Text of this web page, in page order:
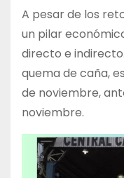
A pesar de los
un pilar
directo e
quema de caña,
de noviembre,
noviembre.